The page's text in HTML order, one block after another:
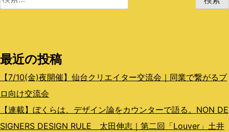
ョ
ン
最近の投稿
【7/10(金)夜開催】仙台クリエイター交流会｜同業で繋がるプ
ロ向け交流会
【連載】ぼくらは、デザイン論をカウンターで語る。NON DE
SIGNERS DESIGN RULE 太田伸志｜第二回「Louver」土井